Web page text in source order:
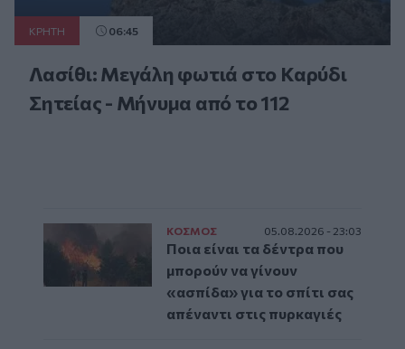
ΚΡΗΤΗ 06:45
Λασίθι: Μεγάλη φωτιά στο Καρύδι
Σητείας - Μήνυμα από το 112
ΚΟΣΜΟΣ 05.08.2026 - 23:03
Ποια είναι τα δέντρα που
μπορούν να γίνουν
«ασπίδα» για το σπίτι σας
απέναντι στις πυρκαγιές